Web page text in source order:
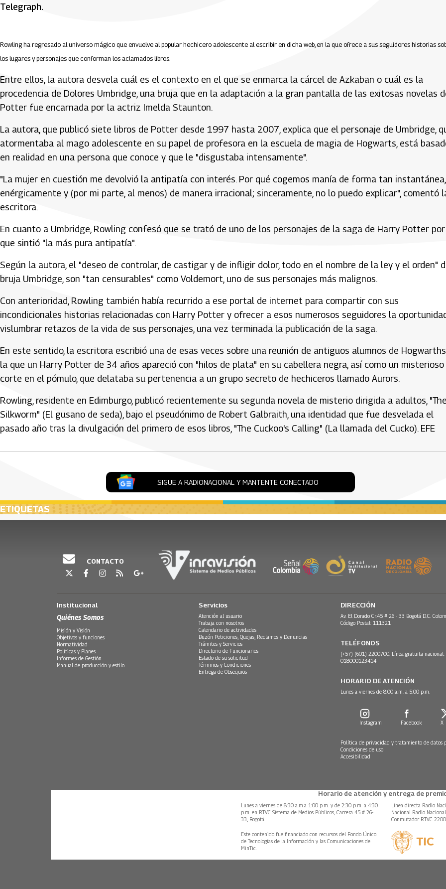
Telegraph.
Rowling ha regresado al universo mágico que envuelve al popular hechicero adolescente al escribir en dicha web, en la que ofrece a sus seguidores historias
los lugares y personajes que conforman los aclamados libros.
Entre ellos, la autora desvela cuál es el contexto en el que se enmarca la cárcel de Azkaban o cuál es la
procedencia de Dolores Umbridge, una bruja que en la adaptación a la gran pantalla de las exitosas novelas
Potter fue encarnada por la actriz Imelda Staunton.
La autora, que publicó siete libros de Potter desde 1997 hasta 2007, explica que el personaje de Umbridge,
atormentaba al mago adolescente en su papel de profesora en la escuela de magia de Hogwarts, está
en realidad en una persona que conoce y que le "disgustaba intensamente".
"La mujer en cuestión me devolvió la antipatía con interés. Por qué cogemos manía de forma tan instantánea,
enérgicamente y (por mi parte, al menos) de manera irracional; sinceramente, no lo puedo explicar", comentó
escritora.
En cuanto a Umbridge, Rowling confesó que se trató de uno de los personajes de la saga de Harry Potter
que sintió "la más pura antipatía".
Según la autora, el "deseo de controlar, de castigar y de infligir dolor, todo en el nombre de la ley y el orden"
bruja Umbridge, son "tan censurables" como Voldemort, uno de sus personajes más malignos.
Con anterioridad, Rowling también había recurrido a ese portal de internet para compartir con sus
incondicionales historias relacionadas con Harry Potter y ofrecer a esos numerosos seguidores la
vislumbrar retazos de la vida de sus personajes, una vez terminada la publicación de la saga.
En este sentido, la escritora escribió una de esas veces sobre una reunión de antiguos alumnos de
la que un Harry Potter de 34 años apareció con "hilos de plata" en su cabellera negra, así como un misterioso
corte en el pómulo, que delataba su pertenencia a un grupo secreto de hechiceros llamado Aurors.
Rowling, residente en Edimburgo, publicó recientemente su segunda novela de misterio dirigida a adultos, "The
Silkworm" (El gusano de seda), bajo el pseudónimo de Robert Galbraith, una identidad que fue desvelada el
pasado año tras la divulgación del primero de esos libros, "The Cuckoo's Calling" (La llamada del Cucko). EFE
SIGUE A RADIONACIONAL Y MANTENTE CONECTADO
ETIQUETAS
CONTACTO
Institucional
Quiénes Somos
Misión y Visión
Objetivos y funciones
Normatividad
Políticas y Planes
Informes de Gestión
Manual de producción y estilo
Servicios
Atención al usuario
Trabaja con nosotros
Calendario de actividades
Buzón Peticiones, Quejas, Reclamos y Denuncias
Trámites y Servicios
Directorio de Funcionarios
Estado de su solicitud
Términos y Condiciones
Entrega de Obsequios
DIRECCIÓN
Av. El Dorado Cr.45 # 26 - 33 Bogotá D.C.
Código Postal: 111321
TELÉFONOS
(+57) (601) 2200700. Línea gratuita nacional:
018000123414
HORARIO DE ATENCIÓN
Lunes a viernes de 8:00 a.m. a 5:00 p.m.
Instagram Facebook X
Política de privacidad y tratamiento de datos
Condiciones de uso
Accesibilidad
Horario de atención y entrega de
Lunes a viernes de 8:30 a.m.a 1:00 p.m. y de 2:30 p.m. a 4:30
p.m. en RTVC Sistema de Medios Públicos, Carrera 45 # 26-
33, Bogotá.
Línea directa Radio
Nacional Radio
Conmutador RTVC
Este contenido fue financiado con recursos del Fondo Único
de Tecnologías de la Información y las Comunicaciones de
MinTic.